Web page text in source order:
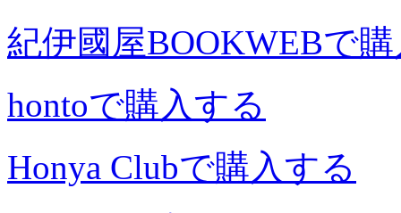
紀伊國屋BOOKWEBで
hontoで購入する
Honya Clubで購入する